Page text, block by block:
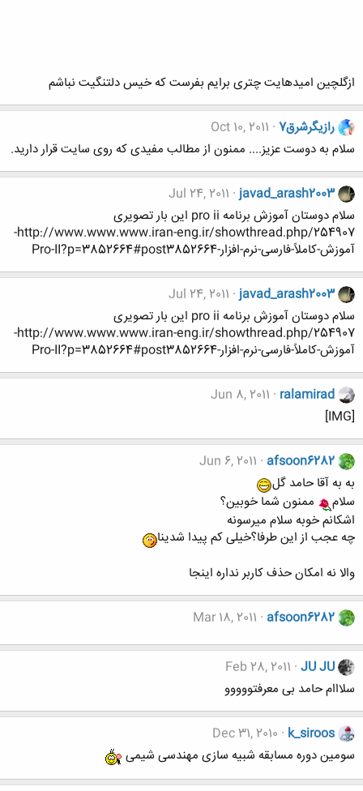
ازگلچین امیدهایت چتری برایم بفرست که خیس دلتنگیت نباشم
رازیگرشرق7
Oct 10, 2011
سلام به دوست عزیز.... ممنون از مطالب مفیدی که روی سایت قرار دارید.
javad_arash2003
Jul 24, 2011
سلام دوستان آموزش برنامه pro ii این بار تصویری
http://www.www.www.iran-eng.ir/showthread.php/254907-
آموزش-کاملاً-فارسی-نرم-افزار-Pro-II?p=3852664#post3852664
javad_arash2003
Jul 24, 2011
سلام دوستان آموزش برنامه pro ii این بار تصویری
http://www.www.www.iran-eng.ir/showthread.php/254907-
آموزش-کاملاً-فارسی-نرم-افزار-Pro-II?p=3852664#post3852664
ralamirad
Jun 8, 2011
[IMG]
afsoon6282
Jun 6, 2011
به به آقا حامد گل
سلام
ممنون شما خوبین؟
اشکانم خوبه سلام میرسونه
چه عجب از این طرفا؟خیلی کم پیدا شدینا
والا نه امکان حذف کاربر نداره اینجا
afsoon6282
Mar 18, 2011
JU JU
Feb 28, 2011
سلااام حامد بی معرفتووووو
k_siroos
Dec 31, 2010
سومین دوره مسابقه شبیه سازی مهندسی شیمی